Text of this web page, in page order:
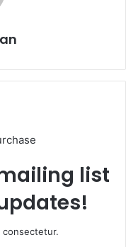
list
consectetur.